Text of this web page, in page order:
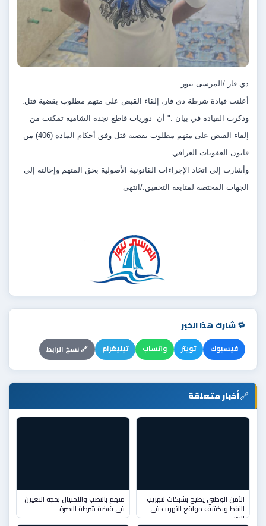
ذي قار /المرسى نيوز
أعلنت قيادة شرطة ذي قار، إلقاء القبض على متهم مطلوب بقضية قتل.
وذكرت القيادة في بيان :" أن دوريات قاطع نجدة الشامية تمكنت من
إلقاء القبض على متهم مطلوب بقضية قتل وفق أحكام المادة (406) من
قانون العقوبات العراقي.
وأشارت إلى اتخاذ الإجراءات القانونية الأصولية بحق المتهم وإحالته إلى
الجهات المختصة لمتابعة التحقيق./انتهى
🔁 شارك هذا الخبر
فيسبوك تويتر واتساب تيليغرام 🔗 نسخ الرابط
🔗أخبار متعلقة
الأمن الوطني يطيح بشبكات لتهريب
النفط ويكشف مواقع التهريب في
البص
متهم بالنصب والاحتيال بحجة التعيين
في قبضة شرطة البصرة